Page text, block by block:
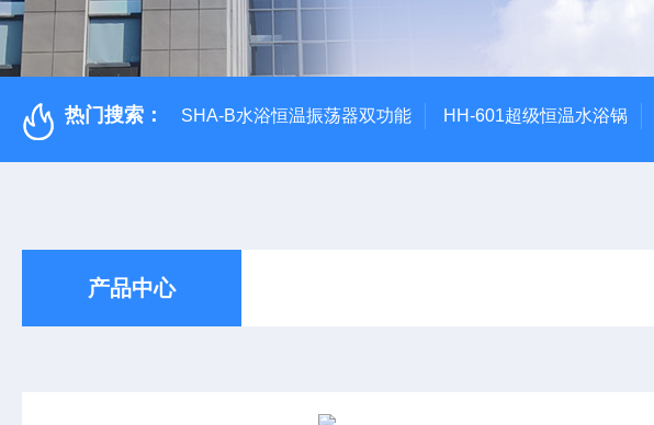
热门搜索： SHA-B水浴恒温振荡器双功能 HH-601超级恒温水浴锅
产品中心